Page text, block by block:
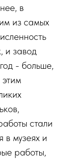
в
из самых
и завод
- больше,
стали
в музеях и
работы,